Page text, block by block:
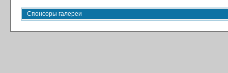
Спонсоры галереи